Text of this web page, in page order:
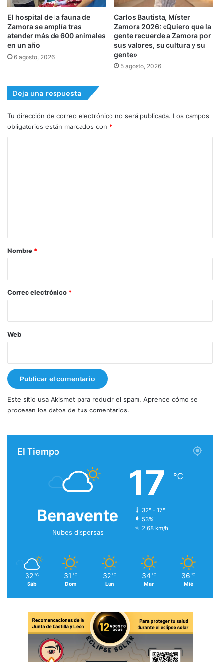
El hospital de la fauna de
Zamora se amplía tras
atender más de 600 animales
en un año
6 agosto, 2026
Carlos Bautista, Míster
Zamora 2026: «Quiero que la
gente recuerde a Zamora por
sus valores, su cultura y su
gente»
5 agosto, 2026
Deja una respuesta
Tu dirección de correo electrónico no será publicada. Los campos
obligatorios están marcados con *
r
*
Nombre *
Correo electrónico *
Web
Este sitio usa Akismet para reducir el spam. Aprende cómo se
procesan los datos de tus comentarios.
El Tiempo
Benavente
Nubes dispersas
17 ℃
32º - 17º
53%
2.68 km/h
32 ℃
Sáb
31 ℃
Dom
32 ℃
Lun
34 ℃
Mar
36 ℃
Mié